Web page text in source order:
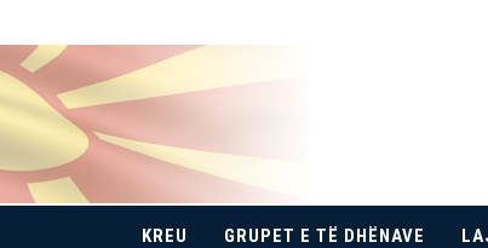
KREU GRUPET E TË DHËNAVE